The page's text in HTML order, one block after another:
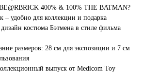
400% & 100% THE BATMAN?
– удобно для коллекции и подарка
костюма Бэтмена в стиле фильма
размеров: 28 см для экспозиции и 7 см
выпуск от Medicom Toy